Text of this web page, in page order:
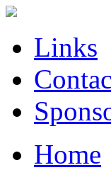
Links
Home